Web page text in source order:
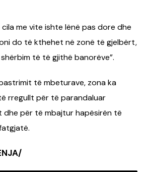
cila me vite ishte lënë pas dore dhe
do të kthehet në zonë të gjelbërt,
të të gjithë banorëve”.
të mbeturave, zona ka
rregullt për të parandaluar
dhe për të mbajtur hapësirën të